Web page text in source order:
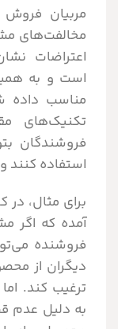
مربیان فروش
مخالفت‌های
اعتراضات
است و به
مناسب داده
تکنیک‌های
فروشندگان
استفاده کنند
برای مثال،
آمده که اگر
فروشنده
دیگران از
ترغیب کند.
به دلیل عدم